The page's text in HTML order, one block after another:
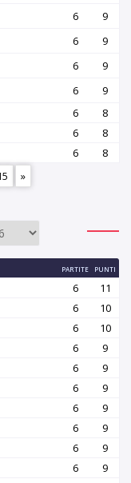
6
9
6
9
6
9
6
9
6
8
6
8
6
8
»
PARTITE PUNTI
6
11
6
10
6
10
6
9
6
9
6
9
6
9
6
9
6
9
6
9